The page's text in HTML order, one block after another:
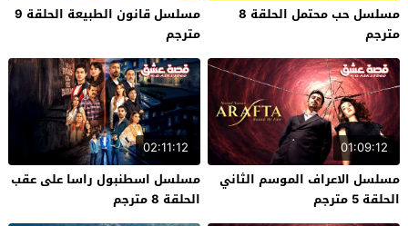
مسلسل حب محتمل الحلقة 8
مترجم
مسلسل قانون الطبيعة الحلقة 9
مترجم
01:09:12
مسلسل الاعراف الموسم الثاني
الحلقة 5 مترجم
02:11:12
مسلسل اسطنبول راسا على عقب
الحلقة 8 مترجم